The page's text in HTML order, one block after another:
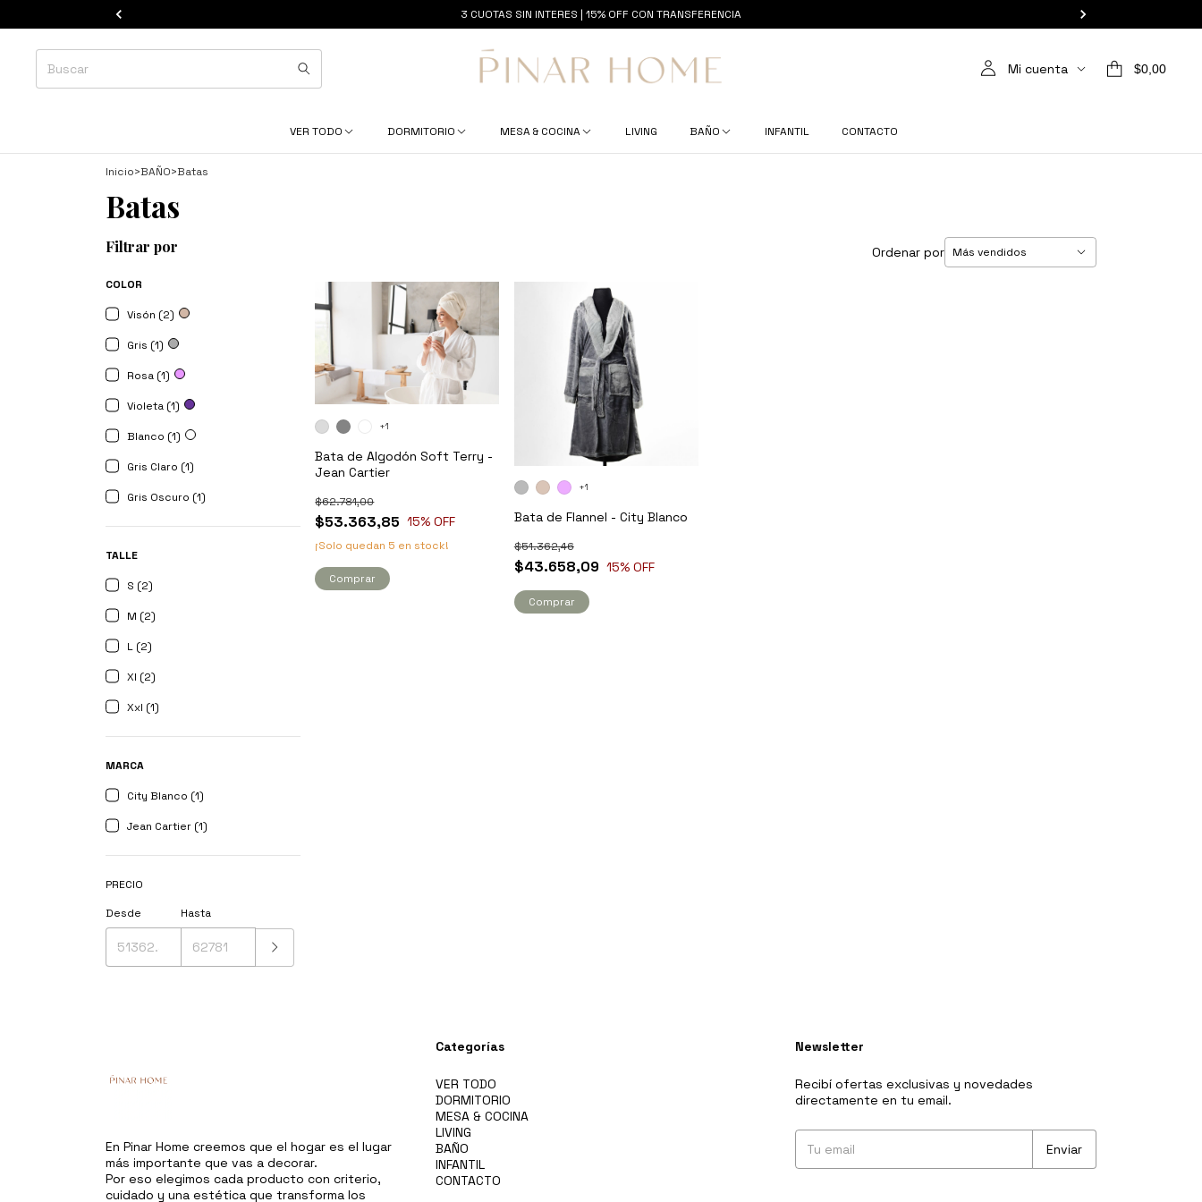
3 CUOTAS SIN INTERES | 15% OFF CON TRANSFERENCIA
Mi cuenta $0,00
VER TODO DORMITORIO MESA & COCINA LIVING BAÑO INFANTIL CONTACTO
Inicio>BAÑO>Batas
Batas
Filtrar por
COLOR
Visón (2)
Gris (1)
Rosa (1)
Violeta (1)
Blanco (1)
Gris Claro (1)
Gris Oscuro (1)
TALLE
S (2)
M (2)
L (2)
Xl (2)
Xxl (1)
MARCA
City Blanco (1)
Jean Cartier (1)
PRECIO
Desde
Hasta
Ordenar por
Bata de Algodón Soft Terry -
Jean Cartier
$53.363,85
$62.781,00
15% OFF
¡Solo quedan 5 en stock!
+1
Comprar
Bata de Flannel - City Blanco
$43.658,09
$51.362,46
15% OFF
+1
Comprar
En Pinar Home creemos que el hogar es el lugar
más importante que vas a decorar.
Por eso elegimos cada producto con criterio,
cuidado y una estética que transforma los
Categorías
VER TODO
DORMITORIO
MESA & COCINA
LIVING
BAÑO
INFANTIL
CONTACTO
Newsletter
Recibí ofertas exclusivas y novedades
directamente en tu email.